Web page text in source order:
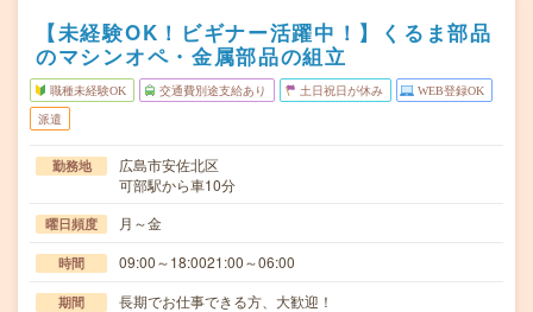
【未経験OK！ビギナー活躍中！】くるま部品
のマシンオペ・金属部品の組立
職種未経験OK 交通費別途支給あり 土日祝日が休み WEB登録OK
派遣
勤務地
広島市安佐北区
可部駅から車10分
曜日頻度 月～金
時間 09:00～18:0021:00～06:00
期間 長期でお仕事できる方、大歓迎！